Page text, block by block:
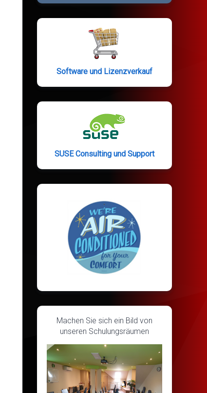
Software und Lizenzverkauf
SUSE Consulting und Support
Machen Sie sich ein Bild von
unseren Schulungsräumen